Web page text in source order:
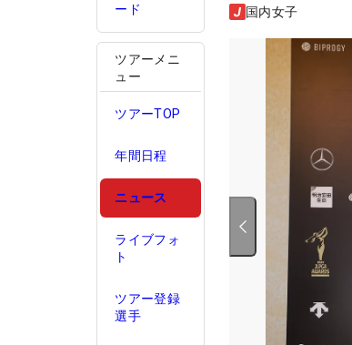
ード
ツアーメニ
ュー
ツアーTOP
年間日程
ニュース
ライブフォ
ト
ツアー登録
選手
国内女子